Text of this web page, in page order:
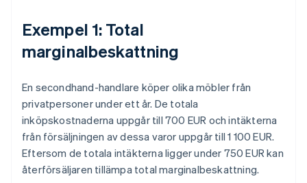
Exempel 1: Total
marginalbeskattning
En secondhand-handlare köper olika möbler från
privatpersoner under ett år. De totala
inköpskostnaderna uppgår till 700 EUR och intäkterna
från försäljningen av dessa varor uppgår till 1 100 EUR.
Eftersom de totala intäkterna ligger under 750 EUR kan
återförsäljaren tillämpa total marginalbeskattning.